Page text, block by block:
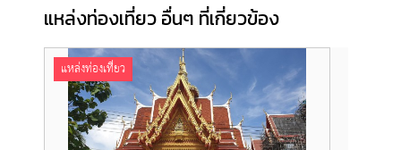
แหล่งท่องเที่ยว อื่นๆ ที่เกี่ยวข้อง
แหล่งท่องเที่ยว